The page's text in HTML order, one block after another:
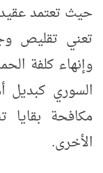
حيث تعتمد
تعني تقليص
وإنهاء كلفة
السوري
مكافحة بقايا
الأخرى.